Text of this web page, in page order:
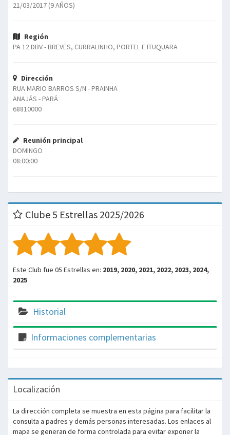
21/03/2017 (9 AÑOS)
Región
PA 12 DBV - BREVES, CURRALINHO, PORTEL E ITUQUARA
Dirección
RUA MARIO BARROS S/N - PRAINHA
ANAJÁS - PARÁ
68810000
Reunión principal
DOMINGO
08:00:00
Clube 5 Estrellas 2025/2026
Este Club fue 05 Estrellas en: 2019, 2020, 2021, 2022, 2023, 2024,
2025
Historial
Informaciones complementarias
Localización
La dirección completa se muestra en esta página para facilitar la
consulta a padres y demás personas interesadas. Los enlaces al
mapa se generan de forma controlada para evitar exponer la